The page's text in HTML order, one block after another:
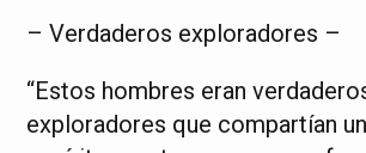
– Verdaderos exploradores –
“Estos hombres eran
exploradores que compartían